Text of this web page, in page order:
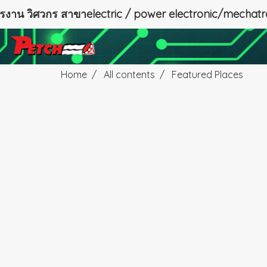
งาน วิศวกร สาขาelectric / power electronic/
Home All contents Featured Places